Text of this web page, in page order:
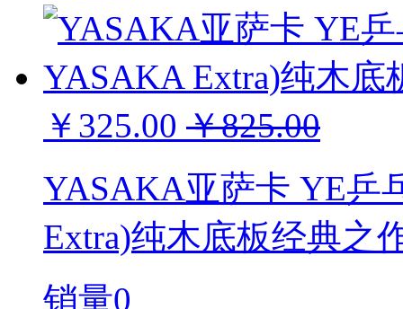
￥325.00 ￥825.00
YASAKA亚萨卡 YE乒
Extra)纯木底板经典之
销量0